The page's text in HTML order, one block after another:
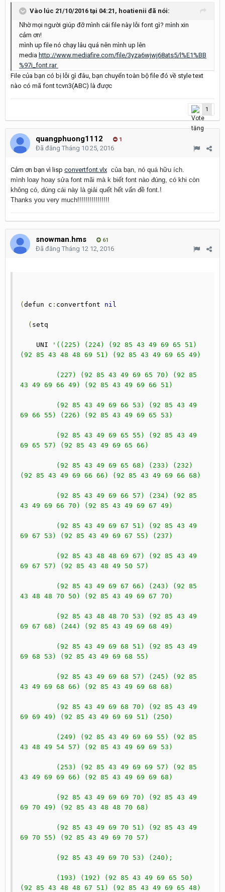
Vào lúc 21/10/2016 tại 04:21, hoatienii đã nói:
Nhờ mọi người giúp đỡ mình cái file này lỗi font gì? mình xin
cảm ơn!
mình up file nó chạy lâu quá nên mình up lên
media http://www.mediafire.com/file/3yza6wjwj68ats5/l%E1%BB
%97i_font.rar
File của bạn có bị lỗi gì đâu, bạn chuyển toàn bộ file đó về style text
nào có mã font tcvn3(ABC) là được
1
quangphuong1112 1
Đã đăng Tháng 10 25, 2016
Cảm ơn bạn vì lisp convertfont.vlx của bạn, nó quá hữu ích.
mình loay hoay sửa font mãi mà k biết font nào đúng, có khi còn
không có, dùng cái này là giải quết hết vấn đề font.!
Thanks you very much!!!!!!!!!!!!!!!!
snowman.hms 61
Đã đăng Tháng 12 12, 2016
( defun c : convertfont nil
( setq
    UNI
'((225) (224) (92 85 43 49 69 65 51)
(92 85 43 48 48 69 51) (92 85 43 49 69 65 49)
43 49 69 66 49) (92 85 43 49 69 66 51)
69 66 55) (226) (92 85 43 49 69 65 53)
69 65 57) (92 85 43 49 69 65 66)
(92 85 43 49 69 66 66) (92 85 43 49 69 66 68)
43 49 69 66 70) (92 85 43 49 69 67 49)
69 67 53) (92 85 43 49 69 67 55) (237)
69 67 57) (92 85 43 48 49 50 57)
43 48 48 70 50) (92 85 43 49 69 67 70)
69 67 68) (244) (92 85 43 49 69 68 49)
69 68 53) (92 85 43 49 69 68 55)
43 49 69 68 66) (92 85 43 49 69 68 68)
69 69 49) (92 85 43 49 69 69 51) (250)
43 48 49 54 57) (92 85 43 49 69 69 53)
43 49 69 69 66) (92 85 43 49 69 69 68)
69 70 49) (92 85 43 48 48 70 68)
69 70 55) (92 85 43 49 69 70 57)
	 (92 85 43 49 69 70 53) (240);
(92 85 43 48 48 67 51) (92 85 43 49 69 65 48)